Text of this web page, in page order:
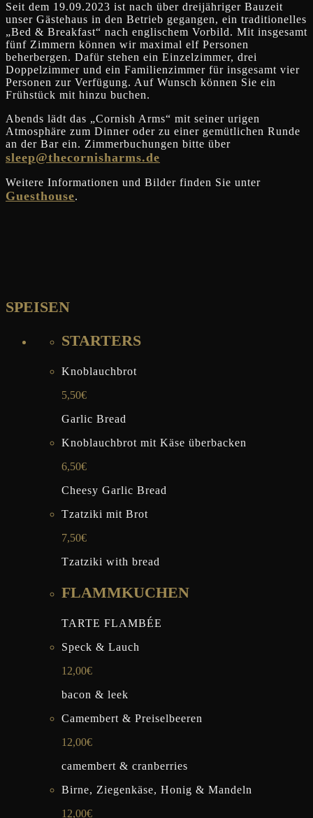
Seit dem 19.09.2023 ist nach über dreijähriger Bauzeit
unser Gästehaus in den Betrieb gegangen, ein traditionelles
„Bed & Breakfast“ nach englischem Vorbild. Mit insgesamt
fünf Zimmern können wir maximal elf Personen
beherbergen. Dafür stehen ein Einzelzimmer, drei
Doppelzimmer und ein Familienzimmer für insgesamt vier
Personen zur Verfügung. Auf Wunsch können Sie ein
Frühstück mit hinzu buchen.
Abends lädt das „Cornish Arms“ mit seiner urigen
Atmosphäre zum Dinner oder zu einer gemütlichen Runde
an der Bar ein. Zimmerbuchungen bitte über
sleep@thecornisharms.de
Weitere Informationen und Bilder finden Sie unter
Guesthouse.
SPEISEN
STARTERS
Knoblauchbrot
5,50€
Garlic Bread
Knoblauchbrot mit Käse überbacken
6,50€
Cheesy Garlic Bread
Tzatziki mit Brot
7,50€
Tzatziki with bread
FLAMMKUCHEN
TARTE FLAMBÉE
Speck & Lauch
12,00€
bacon & leek
Camembert & Preiselbeeren
12,00€
camembert & cranberries
Birne, Ziegenkäse, Honig & Mandeln
12,00€